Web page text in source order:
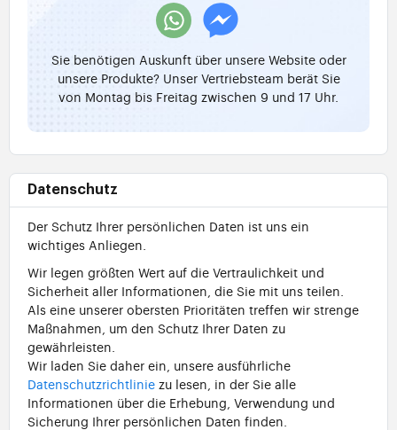
Sie benötigen Auskunft über unsere Website oder
unsere Produkte? Unser Vertriebsteam berät Sie
von Montag bis Freitag zwischen 9 und 17 Uhr.
Datenschutz
Der Schutz Ihrer persönlichen Daten ist uns ein
wichtiges Anliegen.
Wir legen größten Wert auf die Vertraulichkeit und
Sicherheit aller Informationen, die Sie mit uns teilen.
Als eine unserer obersten Prioritäten treffen wir strenge
Maßnahmen, um den Schutz Ihrer Daten zu
gewährleisten.
Wir laden Sie daher ein, unsere ausführliche
Datenschutzrichtlinie zu lesen, in der Sie alle
Informationen über die Erhebung, Verwendung und
Sicherung Ihrer persönlichen Daten finden.